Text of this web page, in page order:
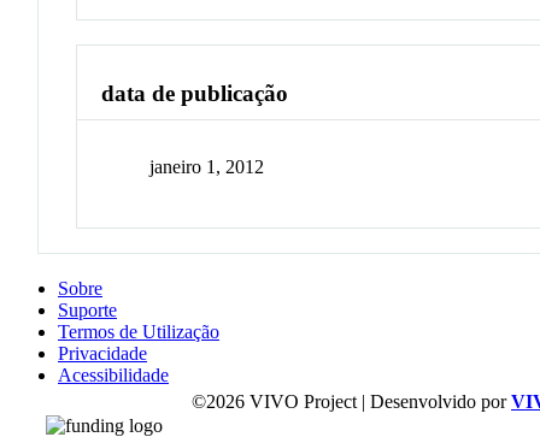
data de publicação
janeiro 1, 2012
Sobre
Suporte
Termos de Utilização
Privacidade
Acessibilidade
©2026 VIVO Project | Desenvolvido por